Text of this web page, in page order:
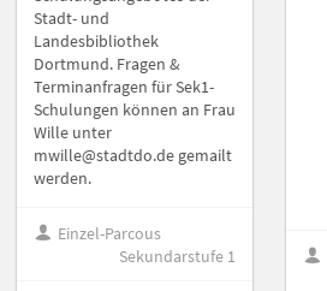
Stadt- und
Landesbibliothek
Dortmund. Fragen &
Terminanfragen für Sek1-
Schulungen können an Frau
Wille unter
mwille@stadtdo.de gemailt
werden.
Einzel-Parcous
Sekundarstufe 1